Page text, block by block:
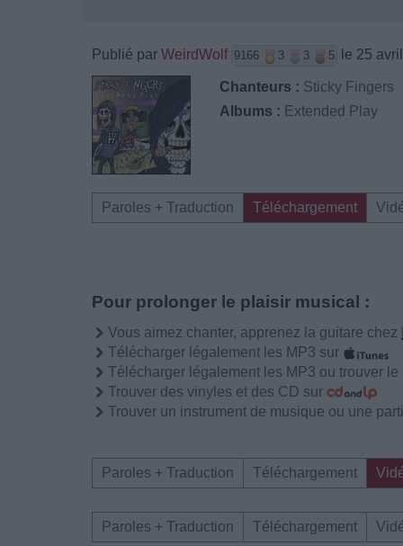
Publié par WeirdWolf 9166 3 3 5 le 25
Chanteurs : Sticky Fingers
Albums : Extended Play
Paroles + Traduction Téléchargement
Pour prolonger le plaisir musical :
Vous aimez chanter, apprenez la guitare chez
Télécharger légalement les MP3 sur
Télécharger légalement les MP3 ou trouver le
Trouver des vinyles et des CD sur
Trouver un instrument de musique ou une
Paroles + Traduction Téléchargement
Paroles + Traduction Téléchargement